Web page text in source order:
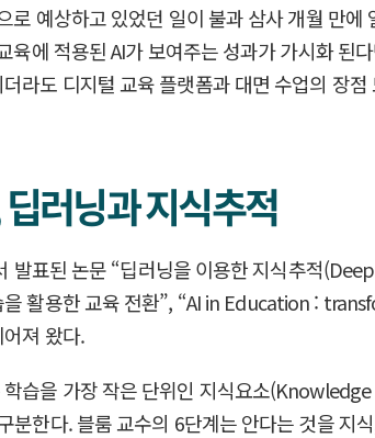
로 예상하고 있었던 일이 불과 삼사 개월 만
육에 적용된 AI가 보여주는 성과가 가시화 된
라도 디지털 교육 플랫폼과 대면 수업의 장점
러닝과 지식추적
발표된 논문 “딥러닝을 이용한 지식추적
을 활용한 교육 전환”, “AI in Education :
져 왔다.
습을 가장 작은 단위인 지식요소
분한다. 블룸 교수의 6단계는 안다는 것을 지